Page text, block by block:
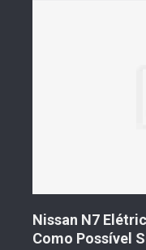
Nissan N7
Como Possível